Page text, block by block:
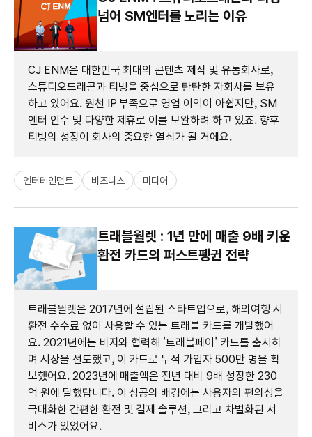
넘어 SM엔터를 노리는 이유
CJ ENM은 대한민국 최대의 콘텐츠 제작 및 유통회사로,
스튜디오드래곤과 티빙을 중심으로 탄탄한 자회사를 보유
하고 있어요. 원천 IP 부족으로 영업 이익이 아쉽지만, SM
엔터 인수 및 다양한 제휴로 이를 보완하려 하고 있죠. 향후
티빙의 성장이 회사의 중요한 열쇠가 될 거에요.
엔터테인먼트 비즈니스 미디어
트래블월렛 : 1년 만에 매출 9배 키운
환전 카드의 퍼스트펭귄 전략
트래블월렛은 2017년에 설립된 스타트업으로, 해외여행 시
환전 수수료 없이 사용할 수 있는 트래블 카드를 개발했어
요. 2021년에는 비자와 협력해 '트래블페이' 카드를 출시하
며 시장을 선도했고, 이 카드로 누적 가입자 500만 명을 확
보했어요. 2023년에 매출액은 전년 대비 9배 성장한 230
억 원에 달했답니다. 이 성공의 배경에는 사용자의 편의성을
극대화한 간편한 환전 및 결제 솔루션, 그리고 차별화된 서
비스가 있었어요.